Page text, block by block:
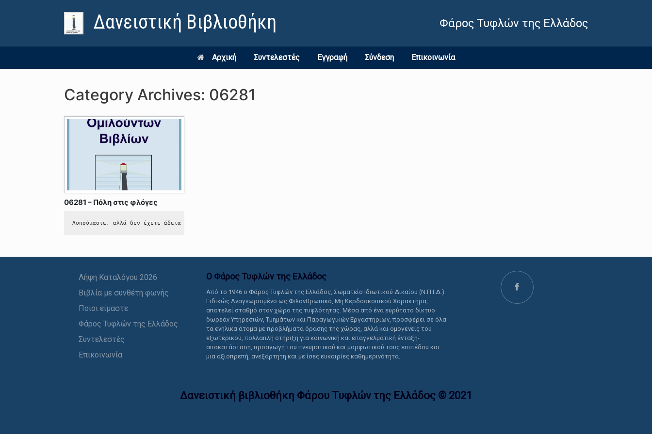
Δανειστική Βιβλιοθήκη Φάρος Τυφλών της Ελλάδος
Αρχική Συντελεστές Εγγραφή Σύνδεση Επικοινωνία
Category Archives: 06281
06281 – Πόλη στις φλόγες
Λυπούμαστε, αλλά δεν έχετε άδεια να δείτε αυτό το περιεχόμενο.
Λήψη Καταλόγου 2026
Βιβλία με συνθέτη φωνής
Ποιοι είμαστε
Φάρος Τυφλών της Ελλάδος
Συντελεστές
Επικοινωνία
Ο Φάρος Τυφλών της Ελλάδoς
Από το 1946 ο Φάρος Τυφλών της Ελλάδος, Σωματείο Ιδιωτικού Δικαίου (Ν.Π.Ι.Δ.)
Ειδικώς Αναγνωρισμένο ως Φιλανθρωπικό, Μη Κερδοσκοπικού Χαρακτήρα,
αποτελεί σταθμό στον χώρο της τυφλότητας. Μέσα από ένα ευρύτατο δίκτυο
δωρεάν Υπηρεσιών, Τμημάτων και Παραγωγικών Εργαστηρίων, προσφέρει σε όλα
τα ενήλικα άτομα με προβλήματα όρασης της χώρας, αλλά και ομογενείς του
εξωτερικού, πολλαπλή στήριξη για κοινωνική και επαγγελματική ένταξη-
αποκατάσταση, προαγωγή του πνευματικού και μορφωτικού τους επιπέδου και
μια αξιοπρεπή, ανεξάρτητη και με ίσες ευκαιρίες καθημερινότητα.
Δανειστική βιβλιοθήκη Φάρου Τυφλών της Ελλάδoς © 2021